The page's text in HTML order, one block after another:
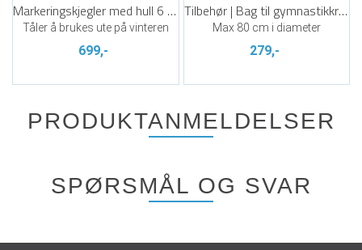
Markeringskjegler med hull 6 stk | 32 cm
Tåler å brukes ute på vinteren
699,-
Tilbehør | Bag til gymnastikkringer
Max 80 cm i diameter
279,-
PRODUKTANMELDELSER
SPØRSMÅL OG SVAR